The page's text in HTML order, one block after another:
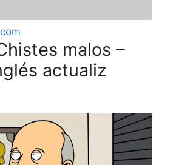
malos –
actualiz